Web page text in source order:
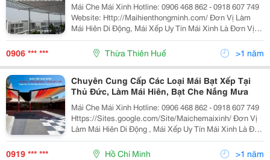
Mái Che Mái Xinh Hotline: 0906 468 862 - 0918 607 749
Website: Http://Maihienthongminh.com/ Đơn Vị Làm
Mái Hiên Di Động, Mái Xếp Uy Tín Mái Xinh Là Đơn Vị
Tiên Phong Hàng Đầu Trong Việc Sản Xuất, Cung Cấp
Các Dòng Sản Phẩm Mái Hiên Di Độn
0906 *** *** Thừa Thiên Huế >1 năm
Chuyên Cung Cấp Các Loại Mái Bạt Xếp Tại
Thủ Đức, Làm Mái Hiên, Bạt Che Nắng Mưa
Mái Che Mái Xinh Hotline: 0906 468 862 - 0918 607 749
Https://Sites.google.com/Site/Maichemaixinh/ Đơn Vị
Làm Mái Hiên Di Động , Mái Xếp Uy Tín Mái Xinh Là Đơn
Vị Tiên Phong Hàng Đầu Trong Việc Sản Xuất, Cung Cấp
Các Dòng Sản Phẩm Mái Hiê
0919 *** *** Hồ Chí Minh >1 năm